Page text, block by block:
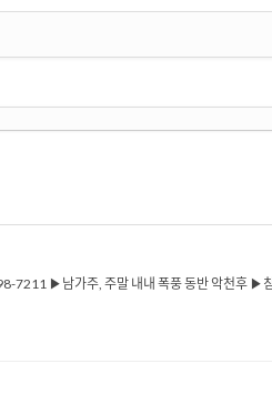
▶남가주, 주말 내내 폭풍 동반 악천후 ▶